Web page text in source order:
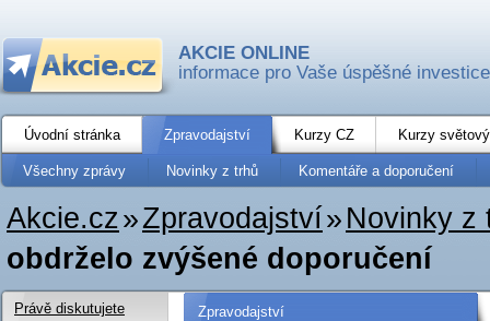
AKCIE ONLINE
informace pro Vaše úspěšné investice
Úvodní stránka Zpravodajství Kurzy CZ Kurzy
Všechny zprávy Novinky z trhů Komentáře a doporučení
Akcie.cz»Zpravodajství» Novinky z
obdrželo zvýšené doporučení
Zpravodajství
Právě diskutujete